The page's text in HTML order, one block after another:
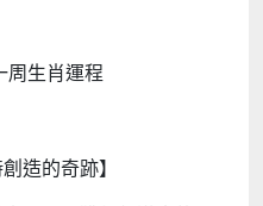
周生肖運程
造的奇跡】